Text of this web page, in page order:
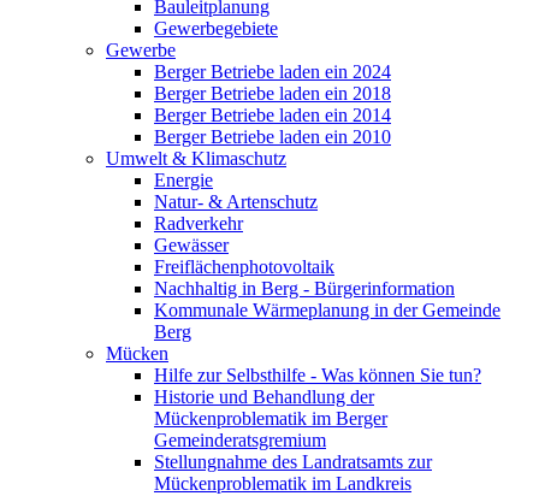
Bauleitplanung
Gewerbegebiete
Gewerbe
Berger Betriebe laden ein 2024
Berger Betriebe laden ein 2018
Berger Betriebe laden ein 2014
Berger Betriebe laden ein 2010
Umwelt & Klimaschutz
Energie
Natur- & Artenschutz
Radverkehr
Gewässer
Freiflächenphotovoltaik
Nachhaltig in Berg - Bürgerinformation
Kommunale Wärmeplanung in der Gemeinde
Berg
Mücken
Hilfe zur Selbsthilfe - Was können Sie tun?
Historie und Behandlung der
Mückenproblematik im Berger
Gemeinderatsgremium
Stellungnahme des Landratsamts zur
Mückenproblematik im Landkreis